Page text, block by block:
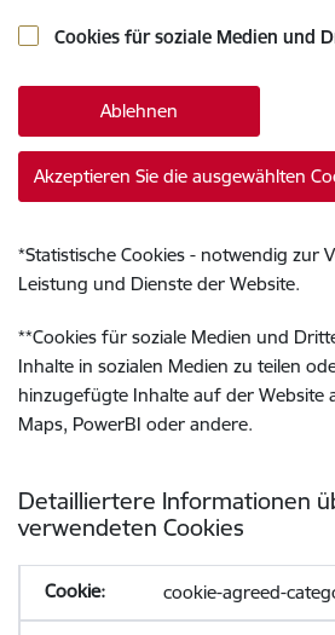
Cookies für soziale Medien und
Ablehnen
Akzeptieren Sie die ausgewählten
*Statistische Cookies - notwendig zur
Leistung und Dienste der Website.
**Cookies für soziale Medien und
Inhalte in sozialen Medien zu teilen
hinzugefügte Inhalte auf der Website
Maps, PowerBI oder andere.
Detailliertere Informationen
verwendeten Cookies
cookie-agreed-